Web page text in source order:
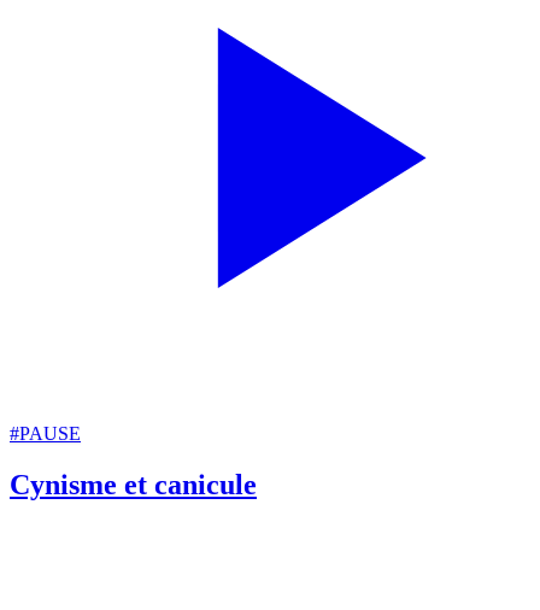
#PAUSE
Cynisme et canicule